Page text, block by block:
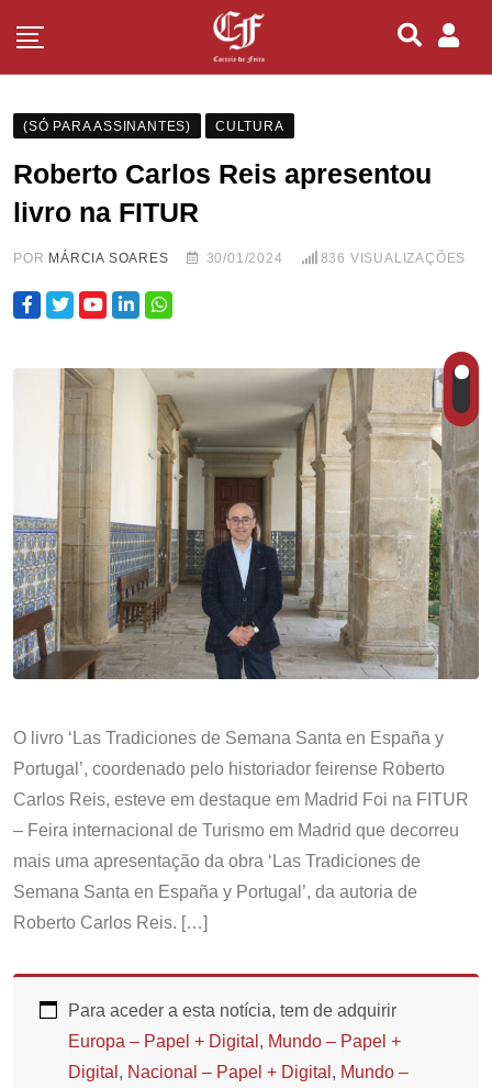
(SÓ PARA ASSINANTES) CULTURA
Roberto Carlos Reis apresentou
livro na FITUR
POR MÁRCIA SOARES 30/01/2024 836 VISUALIZAÇÕES
O livro ‘Las Tradiciones de Semana Santa en España y
Portugal’, coordenado pelo historiador feirense Roberto
Carlos Reis, esteve em destaque em Madrid Foi na FITUR
– Feira internacional de Turismo em Madrid que decorreu
mais uma apresentação da obra ‘Las Tradiciones de
Semana Santa en España y Portugal’, da autoria de
Roberto Carlos Reis. […]
Para aceder a esta notícia, tem de adquirir
Europa – Papel + Digital , Mundo – Papel +
Digital , Nacional – Papel + Digital , Mundo –